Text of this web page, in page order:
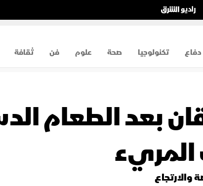
دفاع تكنولوجيا صحة علوم فن ثقافة
بعد الطعام
المريء
والارتجاع